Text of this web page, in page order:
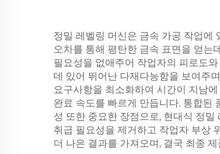
정밀 레벨링 머신은 금속 가공 작업
오차를 통해 평탄한 금속 표면을 얻는
필요성을 없애주어 작업자의 피로도
데 있어 뛰어난 다재다능함을 보여주
요구사항을 최소화하여 시간이 지남
완료 속도를 빠르게 만듭니다. 통합된
성 또한 중요한 장점으로, 현대식 정
취급 필요성을 제거하고 작업자 부상
더 나은 결과를 가져오며, 결국 최종